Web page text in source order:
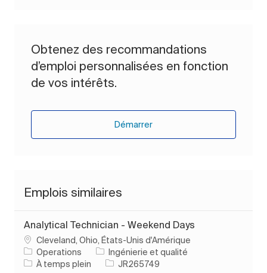
Obtenez des recommandations
d’emploi personnalisées en fonction
de vos intérêts.
Démarrer
Emplois similaires
Analytical Technician - Weekend Days
Emplacement
Cleveland, Ohio, États-Unis d'Amérique
Operations
Catégorie
Ingénierie et qualité
Type d’emploi
À temps plein ID de l’emploi
JR265749